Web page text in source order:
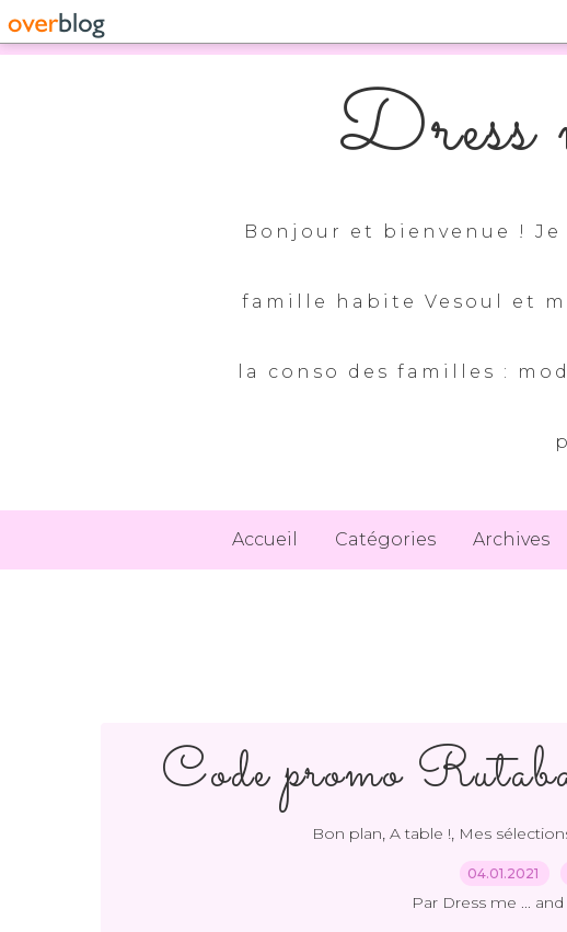
Dress
Bonjour et bienvenue ! Je
famille habite Vesoul et
la conso des familles :
Accueil Catégories Archives
Code promo
Bon plan, A table !, Mes
04.01.2021
Par Dress me ...